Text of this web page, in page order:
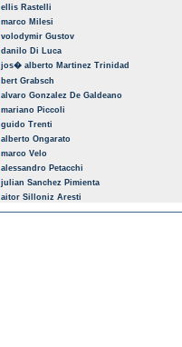
ellis Rastelli
marco Milesi
volodymir Gustov
danilo Di Luca
jos� alberto Martinez Trinidad
bert Grabsch
alvaro Gonzalez De Galdeano
mariano Piccoli
guido Trenti
alberto Ongarato
marco Velo
alessandro Petacchi
julian Sanchez Pimienta
aitor Silloniz Aresti